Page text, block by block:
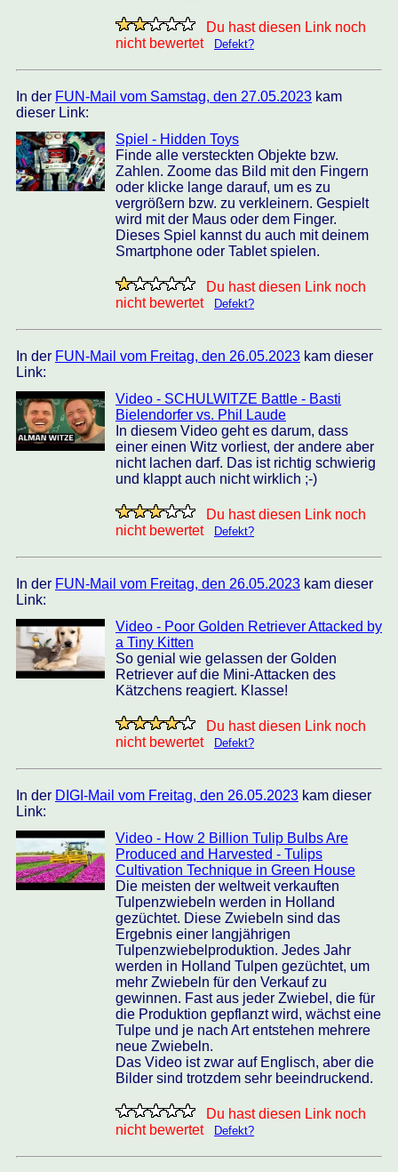
Du hast diesen Link noch
nicht bewertet
Defekt?
In der FUN-Mail vom Samstag, den 27.05.2023 kam
dieser Link:
Spiel - Hidden Toys
Finde alle versteckten Objekte bzw.
Zahlen. Zoome das Bild mit den Fingern
oder klicke lange darauf, um es zu
vergrößern bzw. zu verkleinern. Gespielt
wird mit der Maus oder dem Finger.
Dieses Spiel kannst du auch mit deinem
Smartphone oder Tablet spielen.
Du hast diesen Link noch
nicht bewertet
Defekt?
In der FUN-Mail vom Freitag, den 26.05.2023 kam dieser
Link:
Video - SCHULWITZE Battle - Basti
Bielendorfer vs. Phil Laude
In diesem Video geht es darum, dass
einer einen Witz vorliest, der andere aber
nicht lachen darf. Das ist richtig schwierig
und klappt auch nicht wirklich ;-)
Du hast diesen Link noch
nicht bewertet
Defekt?
In der FUN-Mail vom Freitag, den 26.05.2023 kam dieser
Link:
Video - Poor Golden Retriever Attacked by
a Tiny Kitten
So genial wie gelassen der Golden
Retriever auf die Mini-Attacken des
Kätzchens reagiert. Klasse!
Du hast diesen Link noch
nicht bewertet
Defekt?
In der DIGI-Mail vom Freitag, den 26.05.2023 kam dieser
Link:
Video - How 2 Billion Tulip Bulbs Are
Produced and Harvested - Tulips
Cultivation Technique in Green House
Die meisten der weltweit verkauften
Tulpenzwiebeln werden in Holland
gezüchtet. Diese Zwiebeln sind das
Ergebnis einer langjährigen
Tulpenzwiebelproduktion. Jedes Jahr
werden in Holland Tulpen gezüchtet, um
mehr Zwiebeln für den Verkauf zu
gewinnen. Fast aus jeder Zwiebel, die für
die Produktion gepflanzt wird, wächst eine
Tulpe und je nach Art entstehen mehrere
neue Zwiebeln.
Das Video ist zwar auf Englisch, aber die
Bilder sind trotzdem sehr beeindruckend.
Du hast diesen Link noch
nicht bewertet
Defekt?